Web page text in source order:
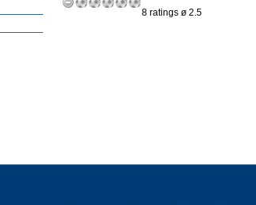
8 ratings ø 2.5